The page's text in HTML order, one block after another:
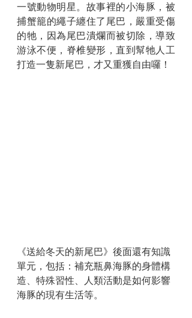
一號動物明星。故事裡的小海豚，被
捕蟹籠的繩子纏住了尾巴，嚴重受傷
的牠，因為尾巴潰爛而被切除，導致
游泳不便，脊椎變形，直到幫牠人工
打造一隻新尾巴，才又重獲自由囉！
《送給冬天的新尾巴》後面還有知識
單元，包括：補充瓶鼻海豚的身體構
造、特殊習性、人類活動是如何影響
海豚的現有生活等。